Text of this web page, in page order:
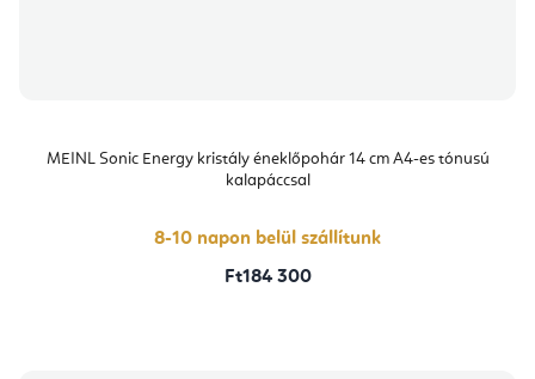
MEINL Sonic Energy kristály éneklőpohár 14 cm A4-es tónusú
kalapáccsal
8-10 napon belül szállítunk
Ft184 300